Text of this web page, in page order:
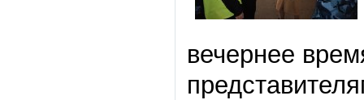
вечернее